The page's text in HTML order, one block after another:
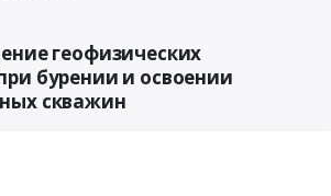
геофизических
бурении и освоении
скважин